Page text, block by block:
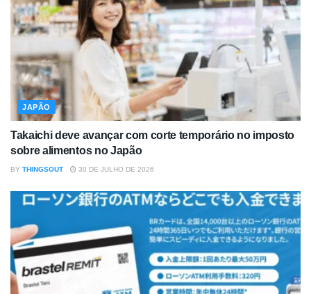
JAPÃO
Takaichi deve avançar com corte temporário no imposto
sobre alimentos no Japão
BY THINGSOUT 30 DE JULHO DE 2026